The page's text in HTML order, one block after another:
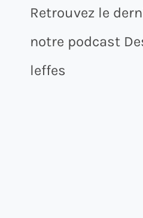
Retrouvez le
notre podcast
leffes